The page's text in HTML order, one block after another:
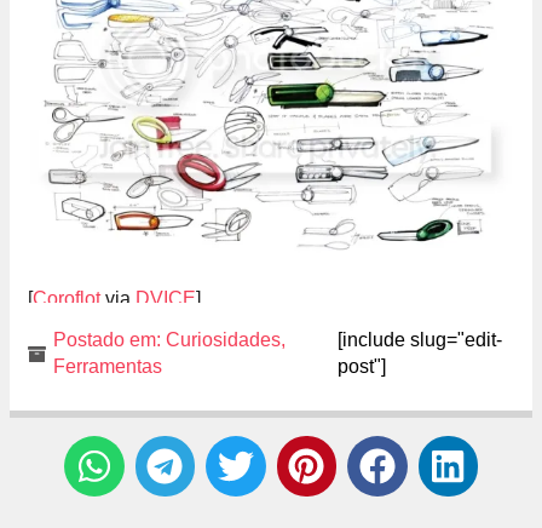
[Coroflotvia DVICE]
Postado em: Curiosidades,
Ferramentas
[include slug="edit-
post"]